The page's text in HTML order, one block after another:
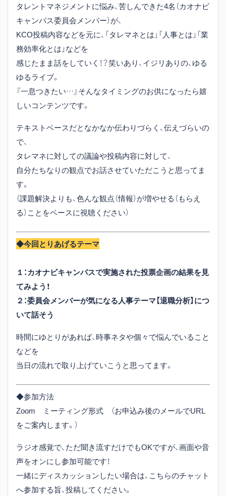
タレントマネジメントに悩み、苦しんできた4名（カオナビ
キャンパス委員会メンバー）が、
KCO投稿内容などを元に、「タレマネとは」「人事とは」「業
務効率化とは」などを
感じたまま話をしていく！？笑いあり、イジリありの、ゆる
ゆるライブ。
『一息つきたい…』そんなタイミングのお供になったら嬉
しいコンテンツです。
テキストベースだとなかなか伝わりづらく、伝えづらいの
で、
タレマネに対しての議論や投稿内容に対して、
自分たちなりの観点でお話させていただこうと思ってま
す。
（課題解決よりも、色んな観点（情報）が増やせる（もらえ
る）ことをベースに視聴ください）
◆今回とりあげるテーマ
１：カオナビキャンパスで実施された投票企画の結果を見
てみよう！
２：委員会メンバーが気になる人事テーマ【退職分析】につ
いて話そう
時間にゆとりがあれば、時事ネタや個々で悩んでいること
などを
当日の流れで取り上げていこうと思ってます。
◆参加方法
Zoom ミーティング形式 （お申込み後のメールでURL
をご案内します。）
ラジオ感覚で、ただ聞き流すだけでもOKですが、画面や音
声をオンにし参加可能です！
一緒にディスカッションしたい場合は、こちらのチャット
へ参加する旨、投稿してください。